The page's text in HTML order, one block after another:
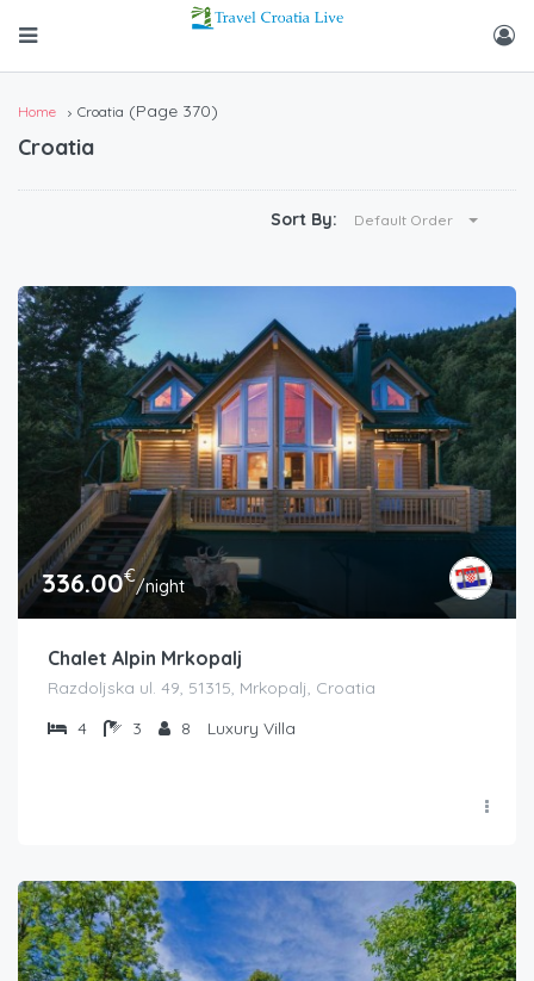
Home Croatia (Page 370)
Croatia
Sort By: Default Order
336.00€/night
Chalet Alpin Mrkopalj
Razdoljska ul. 49, 51315, Mrkopalj, Croatia
4
3 8 Luxury Villa